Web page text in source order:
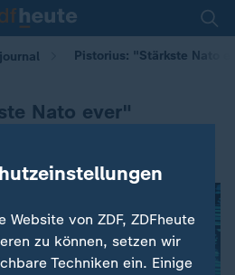
Pistorius: "Stärkste Nato
Nato ever"
von ZDF, ZDFheute
zu können, setzen wir
Techniken ein. Einige